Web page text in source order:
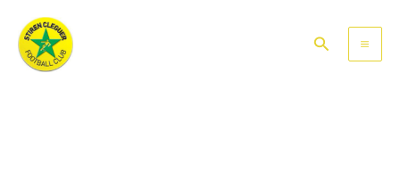
contenu
Rechercher